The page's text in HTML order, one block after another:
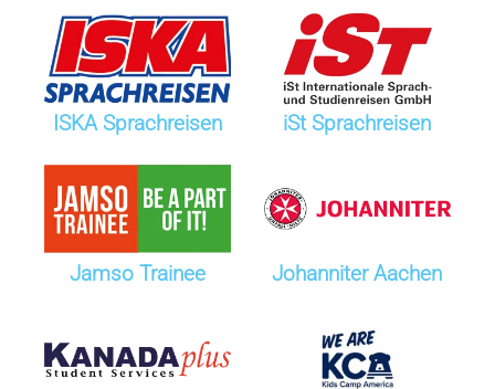
ISKA Sprachreisen iSt Sprachreisen
Jamso Trainee Johanniter Aachen